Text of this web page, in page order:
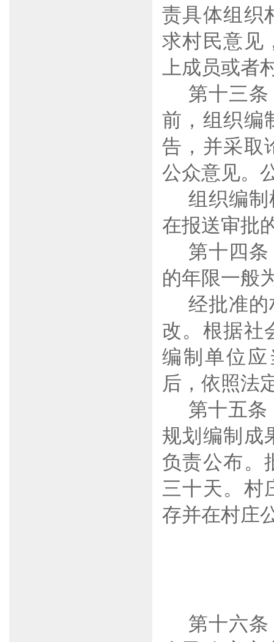
责具体组织
求村民意见
上成员或者
第十三
前，组织编
告，并采取
公众意见。
组织编
在报送审批
第十四
的年限一般
经批准
改。根据社
编制单位
后，依照法
第十五条
规划编制成
负责公布。
三十天。村
存并在村庄
第十六